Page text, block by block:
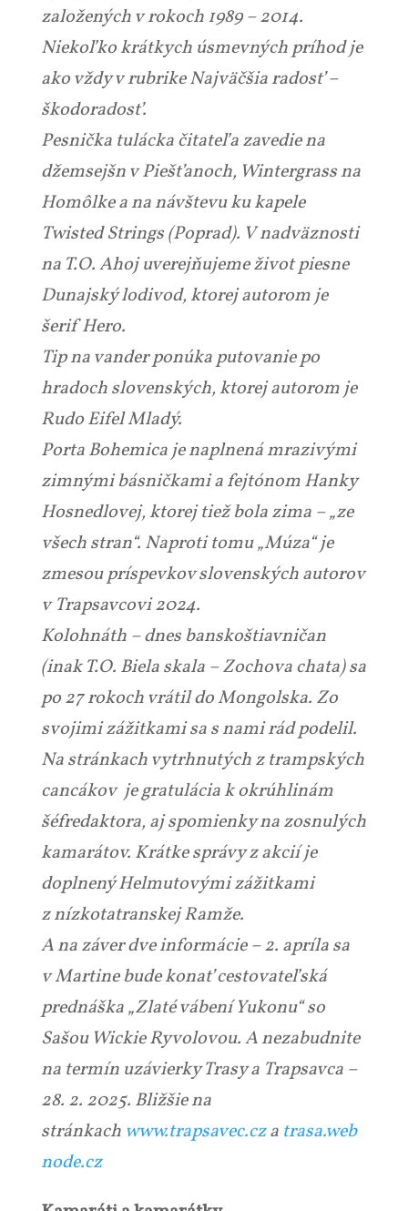
založených v rokoch 1989 – 2014.
Niekoľko krátkych úsmevných príhod je
ako vždy v rubrike Najväčšia radosť –
škodoradosť.
Pesnička tulácka čitateľa zavedie na
džemsejšn v Piešťanoch, Wintergrass na
Homôlke a na návštevu ku kapele
Twisted Strings (Poprad). V nadväznosti
na T.O. Ahoj uverejňujeme život piesne
Dunajský lodivod, ktorej autorom je
šerif Hero.
Tip na vander ponúka putovanie po
hradoch slovenských, ktorej autorom je
Rudo Eifel Mladý.
Porta Bohemica je naplnená mrazivými
zimnými básničkami a fejtónom Hanky
Hosnedlovej, ktorej tiež bola zima – „ze
všech stran“. Naproti tomu „Múza“ je
zmesou príspevkov slovenských autorov
v Trapsavcovi 2024.
Kolohnáth – dnes banskoštiavničan
(inak T.O. Biela skala – Zochova chata) sa
po 27 rokoch vrátil do Mongolska. Zo
svojimi zážitkami sa s nami rád podelil.
Na stránkach vytrhnutých z trampských
cancákov je gratulácia k okrúhlinám
šéfredaktora, aj spomienky na zosnulých
kamarátov. Krátke správy z akcií je
doplnený Helmutovými zážitkami
z nízkotatranskej Ramže.
A na záver dve informácie – 2. apríla sa
v Martine bude konať cestovateľská
prednáška „Zlaté vábení Yukonu“ so
Sašou Wickie Ryvolovou. A nezabudnite
na termín uzávierky Trasy a Trapsavca –
28. 2. 2025. Bližšie na
stránkach www.trapsavec.cza trasa.web
node.cz